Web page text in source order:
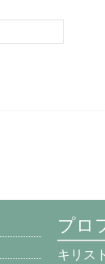
プロ
キリス